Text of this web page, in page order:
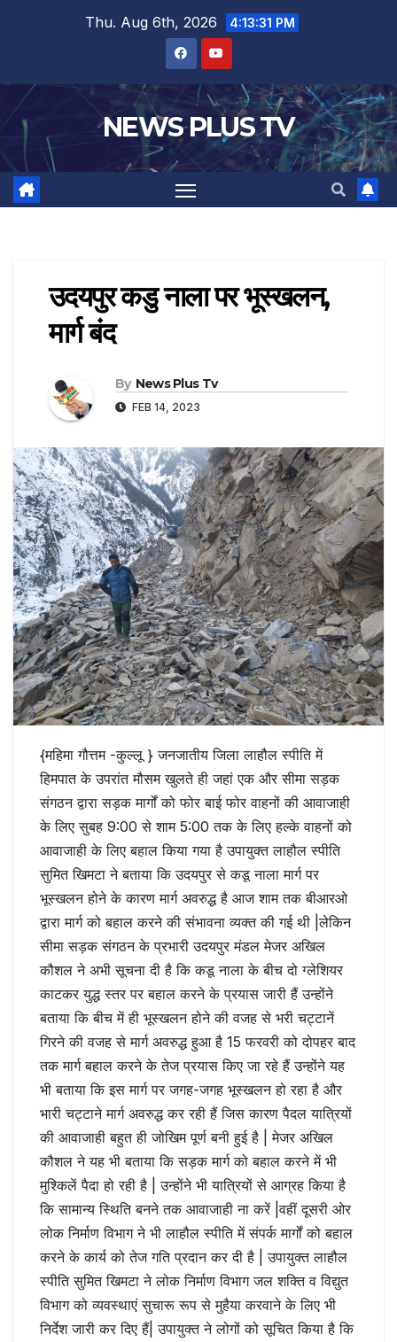
Thu. Aug 6th, 2026 4:13:32 PM
NEWS PLUS TV
उदयपुर कडु नाला पर भूस्खलन,
मार्ग बंद
By News Plus Tv
FEB 14, 2023
{महिमा गौत्तम -कुल्लू } जनजातीय जिला लाहौल स्पीति में
हिमपात के उपरांत मौसम खुलते ही जहां एक और सीमा सड़क
संगठन द्वारा सड़क मार्गों को फोर बाई फोर वाहनों की आवाजाही
के लिए सुबह 9:00 से शाम 5:00 तक के लिए हल्के वाहनों को
आवाजाही के लिए बहाल किया गया है उपायुक्त लाहौल स्पीति
सुमित खिमटा ने बताया कि उदयपुर से कडू नाला मार्ग पर
भूस्खलन होने के कारण मार्ग अवरुद्ध है आज शाम तक बीआरओ
द्वारा मार्ग को बहाल करने की संभावना व्यक्त की गई थी |लेकिन
सीमा सड़क संगठन के प्रभारी उदयपुर मंडल मेजर अखिल
कौशल ने अभी सूचना दी है कि कडू नाला के बीच दो ग्लेशियर
काटकर युद्ध स्तर पर बहाल करने के प्रयास जारी हैं उन्होंने
बताया कि बीच में ही भूस्खलन होने की वजह से भरी चट्टानें
गिरने की वजह से मार्ग अवरुद्ध हुआ है 15 फरवरी को दोपहर बाद
तक मार्ग बहाल करने के तेज प्रयास किए जा रहे हैं उन्होंने यह
भी बताया कि इस मार्ग पर जगह-जगह भूस्खलन हो रहा है और
भारी चट्टाने मार्ग अवरुद्ध कर रही हैं जिस कारण पैदल यात्रियों
की आवाजाही बहुत ही जोखिम पूर्ण बनी हुई है | मेजर अखिल
कौशल ने यह भी बताया कि सड़क मार्ग को बहाल करने में भी
मुश्किलें पैदा हो रही है | उन्होंने भी यात्रियों से आग्रह किया है
कि सामान्य स्थिति बनने तक आवाजाही ना करें |वहीं दूसरी ओर
लोक निर्माण विभाग ने भी लाहौल स्पीति में संपर्क मार्गों को बहाल
करने के कार्य को तेज गति प्रदान कर दी है | उपायुक्त लाहौल
स्पीति सुमित खिमटा ने लोक निर्माण विभाग जल शक्ति व विद्युत
विभाग को व्यवस्थाएं सुचारू रूप से मुहैया करवाने के लिए भी
निर्देश जारी कर दिए हैं| उपायुक्त ने लोगों को सूचित किया है कि